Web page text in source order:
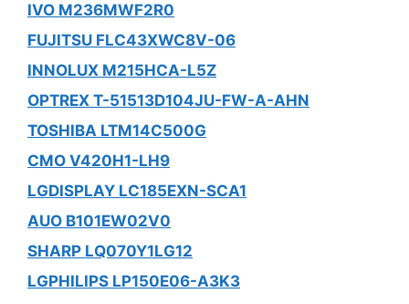
IVO M236MWF2R0
FUJITSU FLC43XWC8V-06
INNOLUX M215HCA-L5Z
OPTREX T-51513D104JU-FW-A-AHN
TOSHIBA LTM14C500G
CMO V420H1-LH9
LGDISPLAY LC185EXN-SCA1
AUO B101EW02V0
SHARP LQ070Y1LG12
LGPHILIPS LP150E06-A3K3